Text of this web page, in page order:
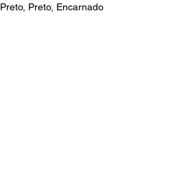
Preto, Preto, Encarnado